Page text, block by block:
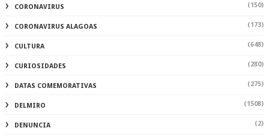
CORONAVIRUS (150)
CORONAVIRUS ALAGOAS (173)
CULTURA (648)
CURIOSIDADES (280)
DATAS COMEMORATIVAS (275)
DELMIRO (1508)
DENUNCIA (2)